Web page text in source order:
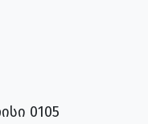
0105